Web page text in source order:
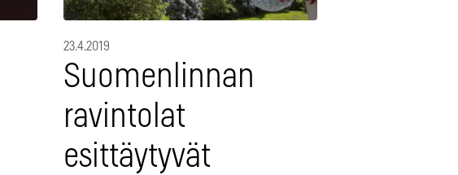
23.4.2019
Suomenlinnan
ravintolat
esittäytyvät